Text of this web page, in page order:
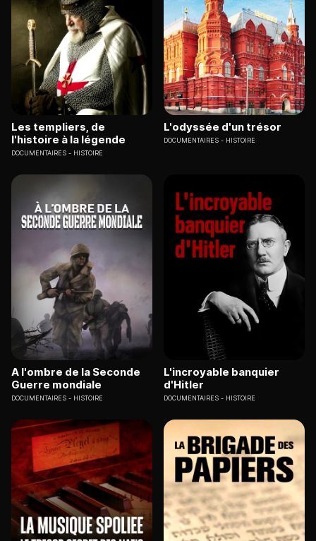
Les templiers, de
l'histoire à la légende
DOCUMENTAIRES HISTOIRE
L'odyssée d'un trésor
DOCUMENTAIRES HISTOIRE
A l'ombre de la Seconde
Guerre mondiale
DOCUMENTAIRES HISTOIRE
L'incroyable banquier
d'Hitler
DOCUMENTAIRES HISTOIRE